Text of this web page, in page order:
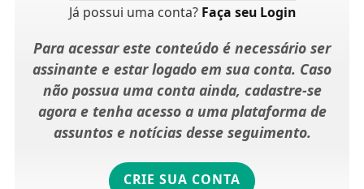
Já possui uma conta? Faça seu Login
Para acessar este conteúdo é necessário ser
assinante e estar logado em sua conta. Caso
não possua uma conta ainda, cadastre-se
agora e tenha acesso a uma plataforma de
assuntos e notícias desse seguimento.
CRIE SUA CONTA